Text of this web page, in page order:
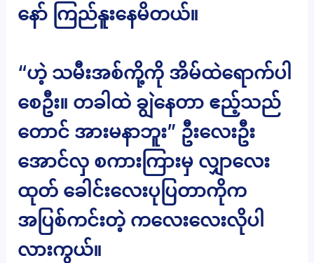
နော် ကြည်နူးနေမိတယ်။
“ဟဲ့ သမီးအစ်ကို့ကို အိမ်ထဲရောက်ပါ
စေဦး။ တခါထဲ ချွဲနေတာ ဧည့်သည်
တောင် အားမနာဘူး” ဦးလေးဦး
အောင်လှ စကားကြားမှ လျှာလေး
ထုတ် ခေါင်းလေးပုပြတာကိုက
အပြစ်ကင်းတဲ့ ကလေးလေးလိုပါ
လားကွယ်။